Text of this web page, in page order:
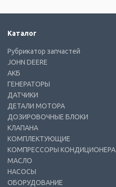
Каталог
Рубрикатор запчастей
JOHN DEERE
АКБ
ГЕНЕРАТОРЫ
ДАТЧИКИ
ДЕТАЛИ МОТОРА
ДОЗИРОВОЧНЫЕ БЛОКИ
КЛАПАНА
КОМПЛЕКТУЮЩИЕ
КОМПРЕССОРЫ КОНДИЦИОНЕРА
МАСЛО
НАСОСЫ
ОБОРУДОВАНИЕ